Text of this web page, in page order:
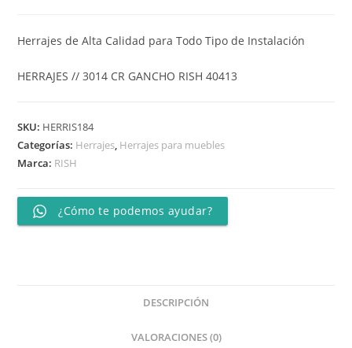
Herrajes de Alta Calidad para Todo Tipo de Instalación
HERRAJES // 3014 CR GANCHO RISH 40413
SKU: HERRIS184
Categorías: Herrajes, Herrajes para muebles
Marca: RISH
¿Cómo te podemos ayudar?
DESCRIPCIÓN
VALORACIONES (0)